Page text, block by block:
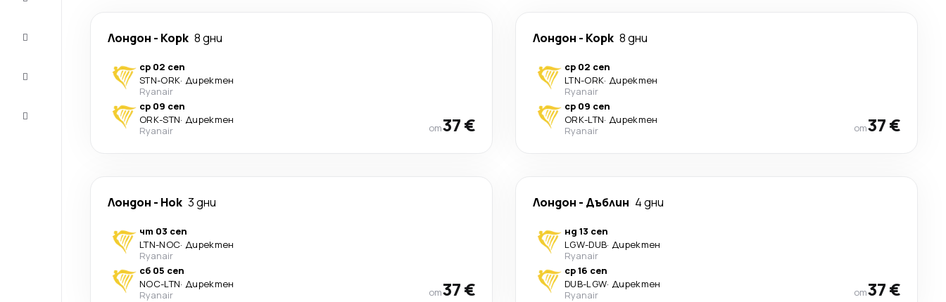
Лондон - Корк 8 дни
ср 02 сеп
STN-ORK· Директен
Ryanair
ср 09 сеп
ORK-STN· Директен
Ryanair
от37 €
Лондон - Корк 8 дни
ср 02 сеп
LTN-ORK· Директен
Ryanair
ср 09 сеп
ORK-LTN· Директен
Ryanair
от37 €
Лондон - Нок 3 дни
чт 03 сеп
LTN-NOC· Директен
Ryanair
сб 05 сеп
NOC-LTN· Директен
Ryanair
от37 €
Лондон - Дъблин 4 дни
нд 13 сеп
LGW-DUB· Директен
Ryanair
ср 16 сеп
DUB-LGW· Директен
Ryanair
от37 €